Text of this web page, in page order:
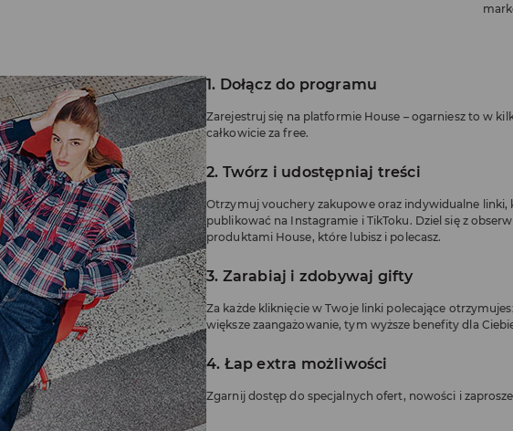
1. Dołącz do programu
Zarejestruj się na platformie House – ogarniesz to w
całkowicie za free.
2. Twórz i udostępniaj treści
Otrzymuj vouchery zakupowe oraz indywidualne linki,
publikować na Instagramie i TikToku. Dziel się z
produktami House, które lubisz i polecasz.
3. Zarabiaj i zdobywaj gifty
Za każde kliknięcie w Twoje linki polecające
większe zaangażowanie, tym wyższe benefity dla
4. Łap extra możliwości
Zgarnij dostęp do specjalnych ofert, nowości i